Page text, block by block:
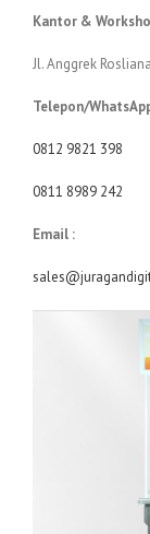
Kantor &
Jl. Anggrek
Telepon/
0812 9821 398
0811 8989 242
Email :